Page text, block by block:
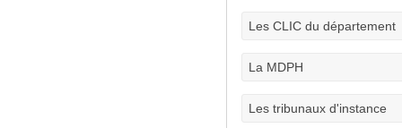
Les CLIC du département
La MDPH
Les tribunaux d'instance